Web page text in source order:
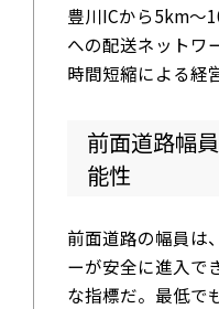
豊川ICから5km～
への配送ネットワ
時間短縮による経
前面道路幅
能性
前面道路の幅員は
ーが安全に進入で
な指標だ。最低で